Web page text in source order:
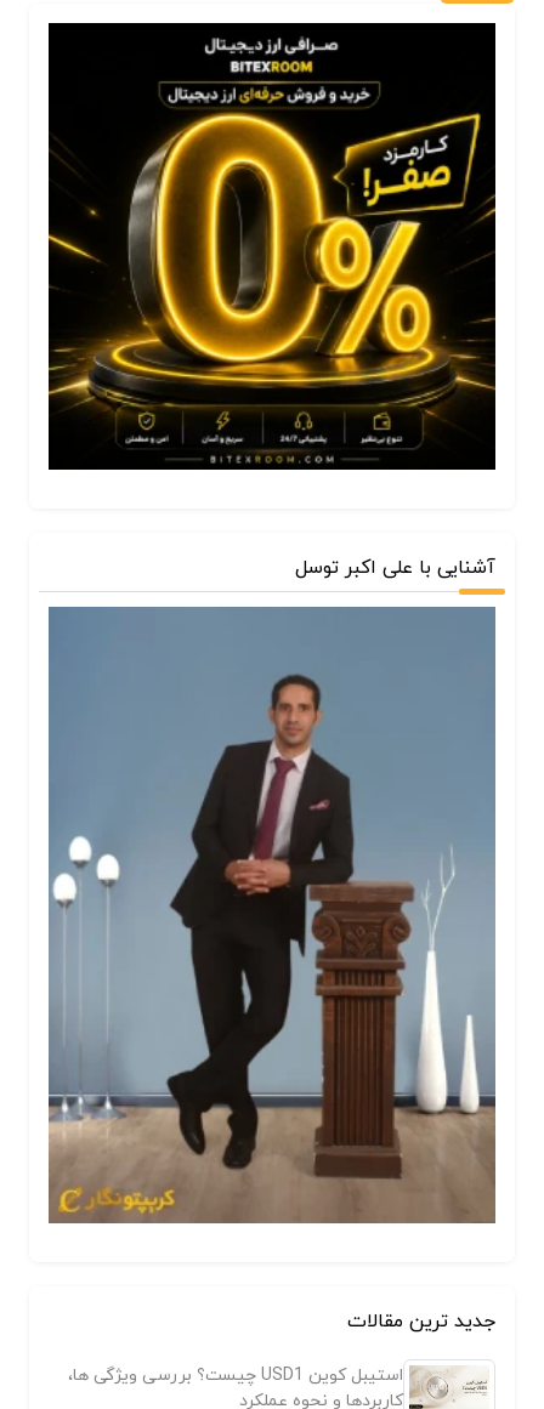
آشنایی با علی اکبر توسل
جدید ترین مقالات
استیبل کوین USD1 چیست؟ بررسی ویژگی ها،
کاربردها و نحوه عملکرد